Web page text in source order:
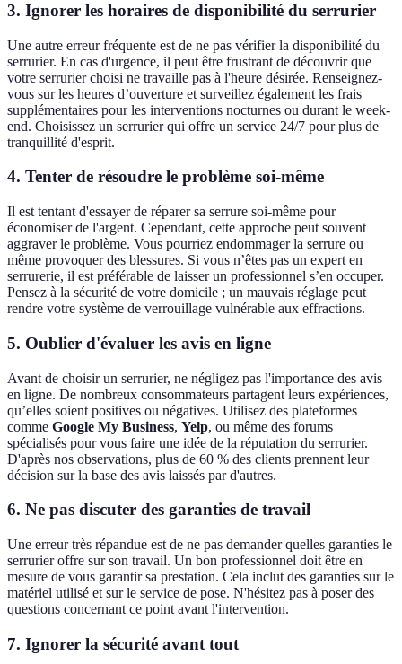
3. Ignorer les horaires de disponibilité du serrurier
Une autre erreur fréquente est de ne pas vérifier la disponibilité du
serrurier. En cas d'urgence, il peut être frustrant de découvrir que
votre serrurier choisi ne travaille pas à l'heure désirée. Renseignez-
vous sur les heures d’ouverture et surveillez également les frais
supplémentaires pour les interventions nocturnes ou durant le week-
end. Choisissez un serrurier qui offre un service 24/7 pour plus de
tranquillité d'esprit.
4. Tenter de résoudre le problème soi-même
Il est tentant d'essayer de réparer sa serrure soi-même pour
économiser de l'argent. Cependant, cette approche peut souvent
aggraver le problème. Vous pourriez endommager la serrure ou
même provoquer des blessures. Si vous n’êtes pas un expert en
serrurerie, il est préférable de laisser un professionnel s’en occuper.
Pensez à la sécurité de votre domicile ; un mauvais réglage peut
rendre votre système de verrouillage vulnérable aux effractions.
5. Oublier d'évaluer les avis en ligne
Avant de choisir un serrurier, ne négligez pas l'importance des avis
en ligne. De nombreux consommateurs partagent leurs expériences,
qu’elles soient positives ou négatives. Utilisez des plateformes
comme Google My Business, Yelp, ou même des forums
spécialisés pour vous faire une idée de la réputation du serrurier.
D'après nos observations, plus de 60 % des clients prennent leur
décision sur la base des avis laissés par d'autres.
6. Ne pas discuter des garanties de travail
Une erreur très répandue est de ne pas demander quelles garanties le
serrurier offre sur son travail. Un bon professionnel doit être en
mesure de vous garantir sa prestation. Cela inclut des garanties sur le
matériel utilisé et sur le service de pose. N'hésitez pas à poser des
questions concernant ce point avant l'intervention.
7. Ignorer la sécurité avant tout